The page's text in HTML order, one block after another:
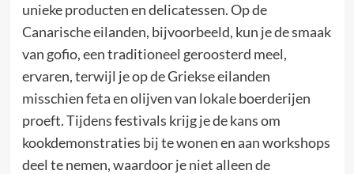
unieke producten en delicatessen. Op de
Canarische eilanden, bijvoorbeeld, kun je de smaak
van gofio, een traditioneel geroosterd meel,
ervaren, terwijl je op de Griekse eilanden
misschien feta en olijven van lokale boerderijen
proeft. Tijdens festivals krijg je de kans om
kookdemonstraties bij te wonen en aan workshops
deel te nemen, waardoor je niet alleen de